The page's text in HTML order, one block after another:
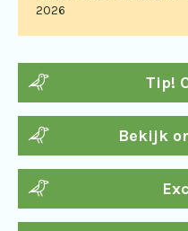
2026
Tip!
Bekijk